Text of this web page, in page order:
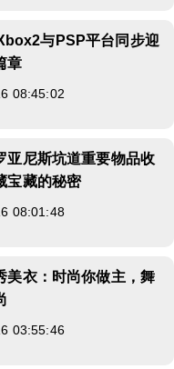
与PSP平台同步迎
章
08:45:02
亚尼斯坑道重要物品收
宝藏的秘密
08:01:48
美衣：时尚你做主，舞
03:55:46